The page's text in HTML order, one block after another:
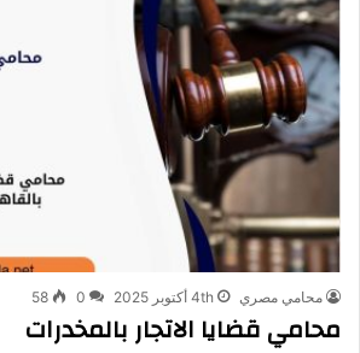
محامي مصري 4th أكتوبر 2025 0
58
محامي قضايا الاتجار بالمخدرات